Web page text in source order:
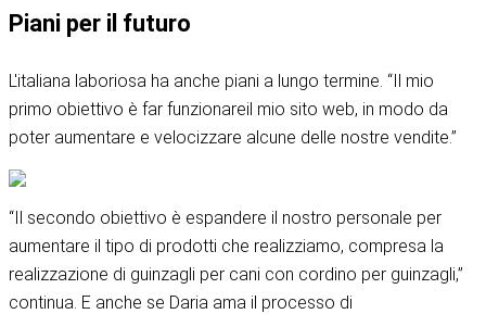
Piani per il futuro
L'italiana laboriosa ha anche piani a lungo termine. “Il mio
primo obiettivo è far funzionareil mio sito web, in modo da
poter aumentare e velocizzare alcune delle nostre vendite.”
“Il secondo obiettivo è espandere il nostro personale per
aumentare il tipo di prodotti che realizziamo, compresa la
realizzazione di guinzagli per cani con cordino per guinzagli,”
continua. E anche se Daria ama il processo di